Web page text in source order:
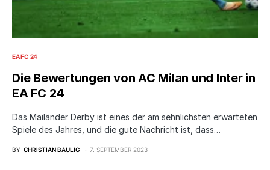
EA FC 24
Die Bewertungen von AC Milan und Inter in
EA FC 24
Das Mailänder Derby ist eines der am sehnlichsten erwarteten
Spiele des Jahres, und die gute Nachricht ist, dass…
BY CHRISTIAN BAULIG 7. SEPTEMBER 2023